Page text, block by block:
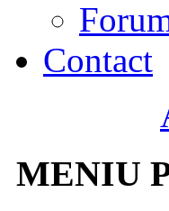
Contact
MENIU